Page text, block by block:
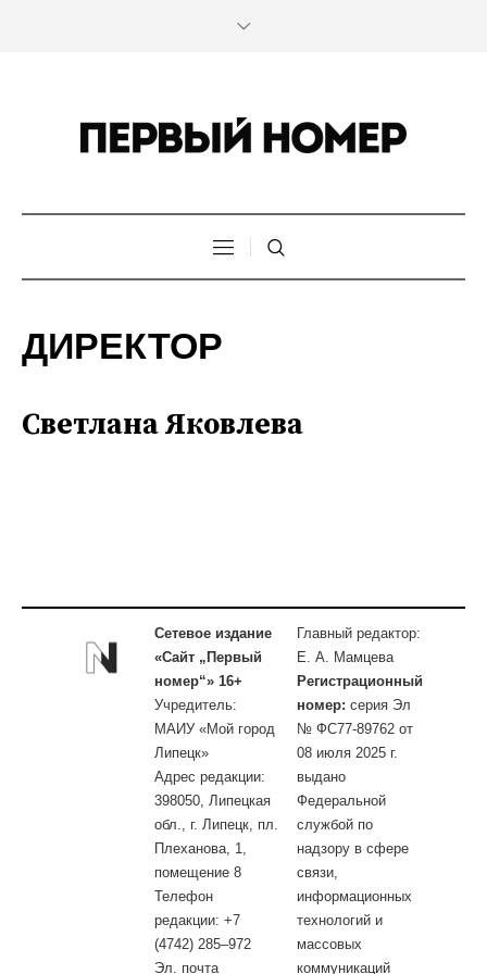
ДИРЕКТОР
Светлана Яковлева
Сетевое издание
«Сайт „Первый
номер“» 16+
Учредитель:
МАИУ «Мой город
Липецк»
Адрес редакции:
398050, Липецкая
обл., г. Липецк, пл.
Плеханова, 1,
помещение 8
Телефон
редакции: +7
(4742) 285–972
Эл. почта
Главный редактор:
Е. А. Мамцева
Регистрационный
номер: серия Эл
№ ФС77-89762 от
08 июля 2025 г.
выдано
Федеральной
службой по
надзору в сфере
связи,
информационных
технологий и
массовых
коммуникаций